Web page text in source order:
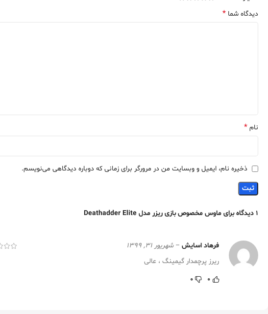
1 دیدگاه برای ماوس مخصوص بازی ریزر مدل Deathadder Elite
فرهاد اسایش – شهریور 31, 1399
ریرز پرچمدار گیمینگ ، عالی
0
0
دیدگاه شما *
نام *
ذخیره نام، ایمیل و وبسایت من در مرورگر برای زمانی که دوباره دیدگاهی می‌نویسم.